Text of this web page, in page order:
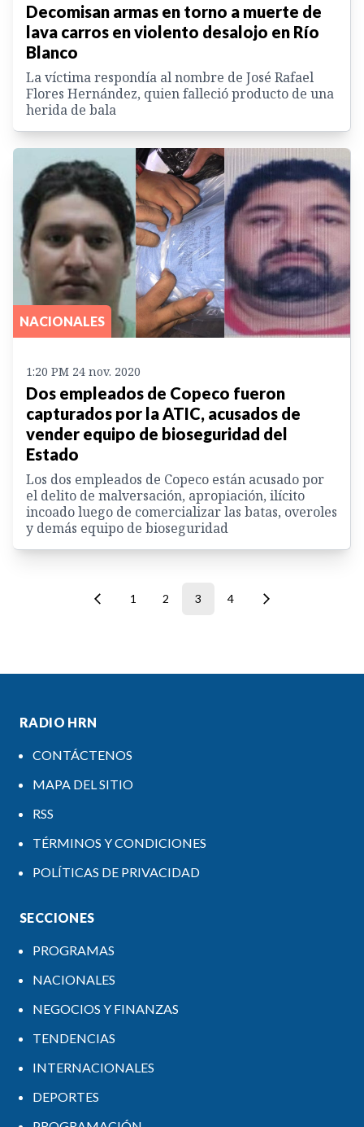
Decomisan armas en torno a muerte de
lava carros en violento desalojo en Río
Blanco
La víctima respondía al nombre de José Rafael
Flores Hernández, quien falleció producto de una
herida de bala
NACIONALES
1:20 PM 24 nov. 2020
Dos empleados de Copeco fueron
capturados por la ATIC, acusados de
vender equipo de bioseguridad del
Estado
Los dos empleados de Copeco están acusado por
el delito de malversación, apropiación, ilícito
incoado luego de comercializar las batas, overoles
y demás equipo de bioseguridad
1 2 3 4
RADIO HRN
CONTÁCTENOS
MAPA DEL SITIO
RSS
TÉRMINOS Y CONDICIONES
POLÍTICAS DE PRIVACIDAD
SECCIONES
PROGRAMAS
NACIONALES
NEGOCIOS Y FINANZAS
TENDENCIAS
INTERNACIONALES
DEPORTES